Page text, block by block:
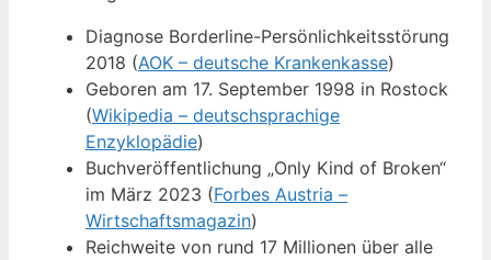
Diagnose Borderline-Persönlichkeitsstörung
2018 (AOK – deutsche Krankenkasse)
Geboren am 17. September 1998 in Rostock
(Wikipedia – deutschsprachige
Enzyklopädie)
Buchveröffentlichung „Only Kind of Broken“
im März 2023 (Forbes Austria –
Wirtschaftsmagazin)
Reichweite von rund 17 Millionen über alle